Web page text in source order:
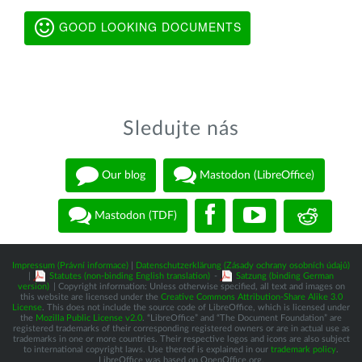
GOOD LOOKING DOCUMENTS
Sledujte nás
Our blog Mastodon (LibreOffice)
Mastodon (TDF)
Impressum (Právní informace)
Datenschutzerklärung (Zásady ochrany osobních údajů)
Statutes (non-binding English translation) -
Satzung (binding German
version)
| Copyright information: Unless otherwise specified, all text and images on
this website are licensed under the Creative Commons Attribution-Share Alike 3.0
License . This does not include the source code of LibreOffice, which is licensed under
the Mozilla Public License v2.0 . “LibreOffice” and “The Document Foundation” are
registered trademarks of their corresponding registered owners or are in actual use as
trademarks in one or more countries. Their respective logos and icons are also subject
to international copyright laws. Use thereof is explained in our trademark policy
LibreOffice was based on OpenOffice.org.